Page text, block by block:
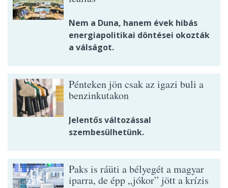
Nem a Duna, hanem évek hibás
energiapolitikai döntései okozták
a válságot.
Pénteken jön csak az igazi buli a
benzinkutakon
Jelentős változással
szembesülhetünk.
Paks is ráüti a bélyegét a magyar
iparra, de épp „jókor” jött a krízis